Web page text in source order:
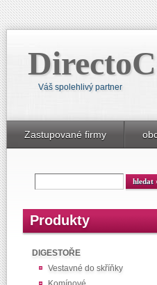
Váš spolehlivý partner
Zastupované firmy
Produkty
DIGESTOŘE
Vestavné do skříňky